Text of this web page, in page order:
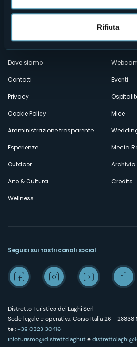
Rifiuta
Menù
secondario
Dove siamo
Contatti
Privacy
Cookie Policy
Amministrazione trasparente
Esperienze
Outdoor
Arte & Cultura
Wellness
Eventi
Mice
Media
Archivio
Credits
Distretto Turistico dei Laghi Scrl
Sede legale e operativa: Corso Italia 26 - 28838
tel:+39 0323 30416
infoturismo@distrettolaghi.ite
Seguici sui nostri canali social